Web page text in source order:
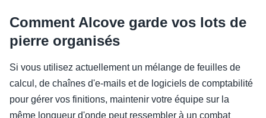
Comment Alcove garde vos lots de
pierre organisés
Si vous utilisez actuellement un mélange de feuilles de
calcul, de chaînes d'e-mails et de logiciels de comptabilité
pour gérer vos finitions, maintenir votre équipe sur la
même longueur d'onde peut ressembler à un combat